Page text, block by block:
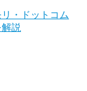
・ドットコム
説